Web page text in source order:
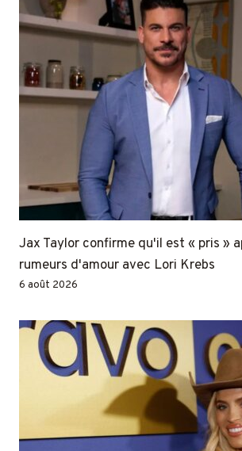
Jax Taylor confirme qu'il est « pris »
rumeurs d'amour avec Lori Krebs
6 août 2026